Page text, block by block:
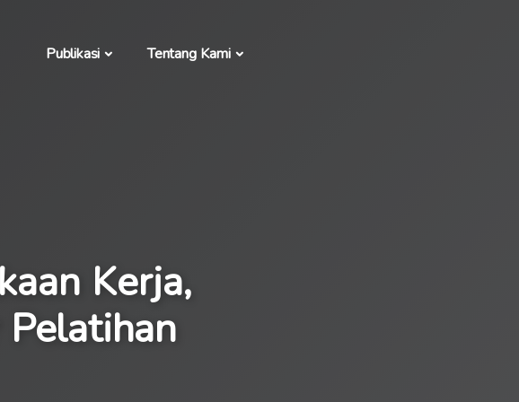
Publikasi Tentang Kami
Kerja,